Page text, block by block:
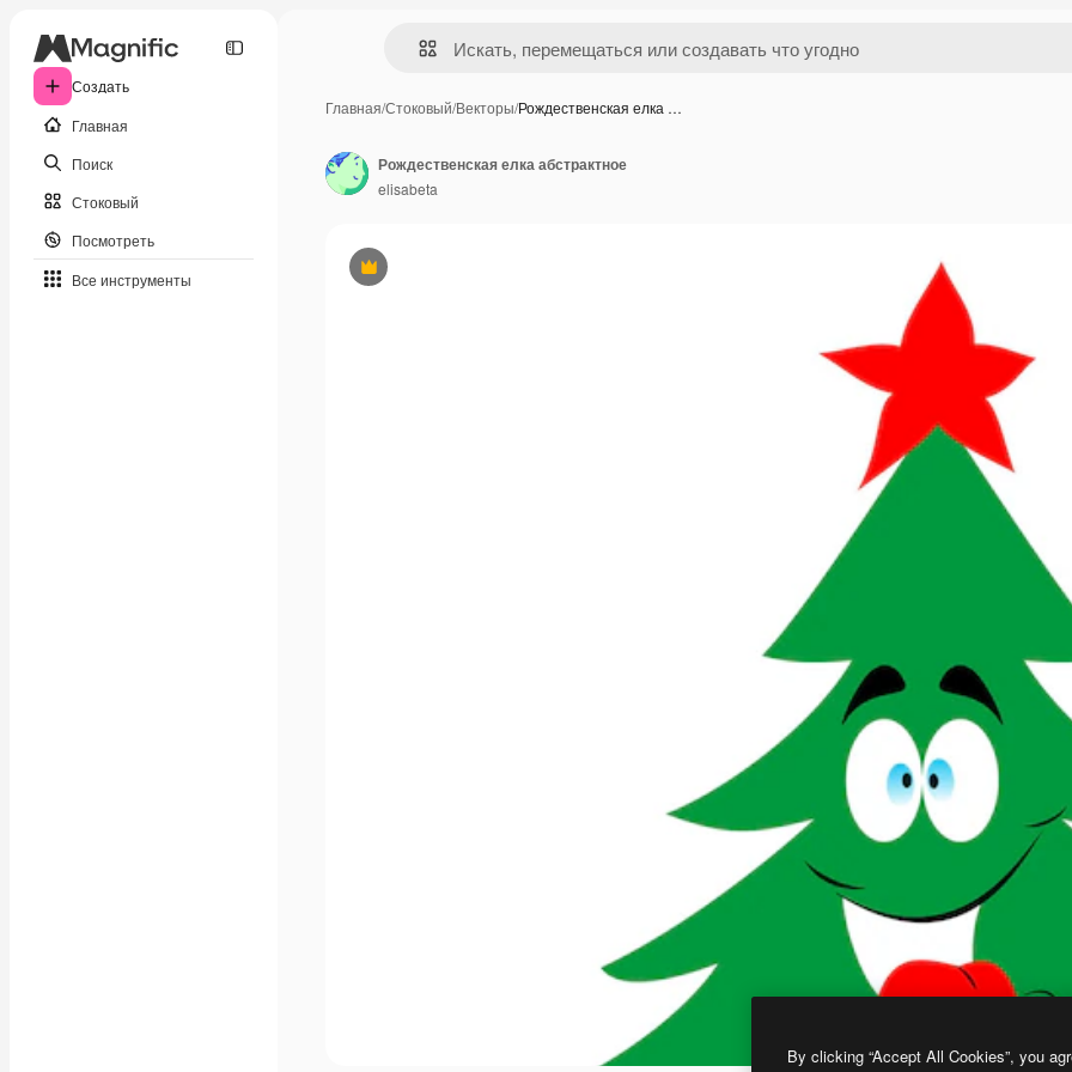
Создать
Главная
Поиск
Стоковый
Посмотреть
Все инструменты
Главная/Стоковый/Векторы/Рождественская елка …
Премиум
Рождественская елка абстрактное
elisabeta
By clicking “Accept All Cookies”, you